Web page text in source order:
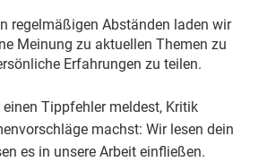
regelmäßigen Abständen laden wir
Meinung zu aktuellen Themen zu
Erfahrungen zu teilen.
Tippfehler meldest, Kritik
machst: Wir lesen dein
es in unsere Arbeit einfließen.